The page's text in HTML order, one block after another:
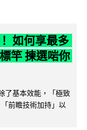
如何享最多
竿 揀選啱你
了基本效能，「極致
前瞻技術加持」以